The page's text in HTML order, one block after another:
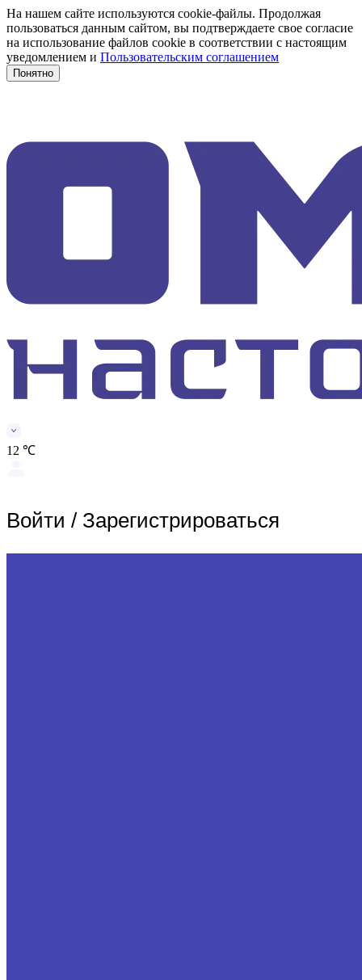
На нашем сайте используются cookie-файлы. Продолжая
пользоваться данным сайтом, вы подтверждаете свое согласие
на использование файлов cookie в соответствии с настоящим
уведомлением и Пользовательским соглашением
Понятно
12 ℃
Войти / Зарегистрироваться